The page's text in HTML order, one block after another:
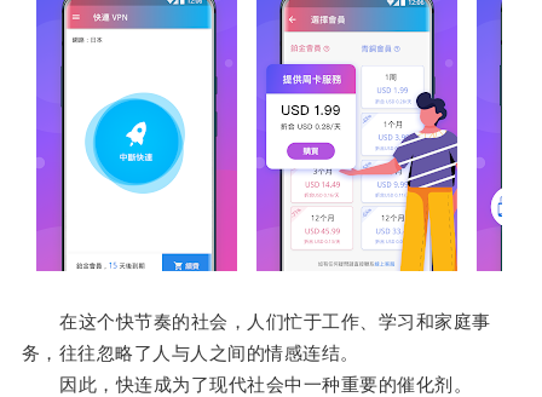
在这个快节奏的社会，人们忙于工作、学习和家庭事
务，往往忽略了人与人之间的情感连结。
因此，快连成为了现代社会中一种重要的催化剂。